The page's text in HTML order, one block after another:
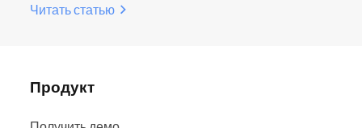
Читать статью
Продукт